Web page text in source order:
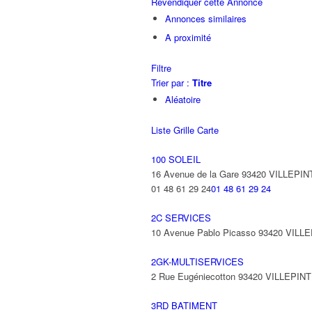
Annonces similaires
A proximité
Filtre
Trier par : Titre
Aléatoire
Liste Grille Carte
100 SOLEIL
16 Avenue de la Gare 93420
01 48 61 29 2401 48 61 29 24
2C SERVICES
10 Avenue Pablo Picasso 93420
2GK-MULTISERVICES
2 Rue Eugéniecotton 93420
3RD BATIMENT